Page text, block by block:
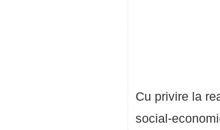
Cu privire la
social-